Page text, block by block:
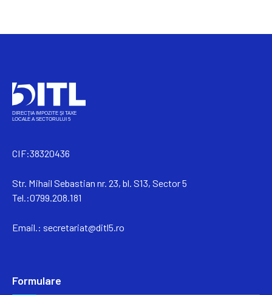
CIF:38320436
Str. Mihail Sebastian nr. 23, bl. S13, Sector 5
Tel.:0799.208.181
Email.: secretariat@ditl5.ro
Formulare